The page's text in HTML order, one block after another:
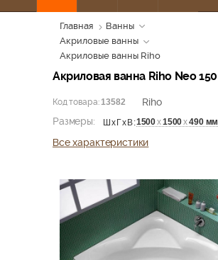
Главная
Ванны
Акриловые ванны
Акриловые ванны Riho
Акриловая ванна Riho Neo 150
Код товара: 13582
Riho
Размеры:
ШхГхВ:1500х1500х490 мм
Все характеристики